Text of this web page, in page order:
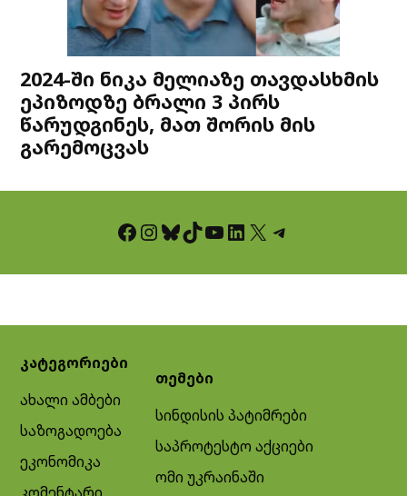
2024-ში ნიკა მელიაზე თავდასხმის
ეპიზოდზე ბრალი 3 პირს
წარუდგინეს, მათ შორის მის
გარემოცვას
Facebook InstagramBluesky TikTok YouTube LinkedIn X Telegram
კატეგორიები
ახალი ამბები
საზოგადოება
ეკონომიკა
კომენტარი
თემები
სინდისის პატიმრები
საპროტესტო აქციები
ომი უკრაინაში